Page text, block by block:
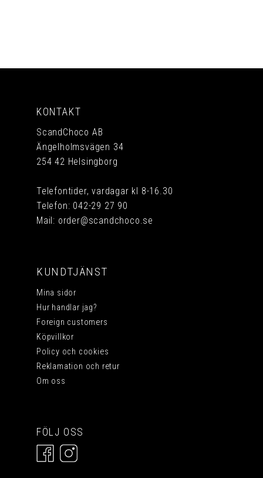
KONTAKT
ScandChoco AB
Ängelholmsvägen 34
254 42 Helsingborg
Telefontider, vardagar kl 8-16.30
Telefon: 042-29 27 90
Mail: order@scandchoco.se
KUNDTJÄNST
Mina sidor
Hur handlar jag?
Foreign customers
Köpvillkor
Policy och cookies
Reklamation och retur
Om oss
FÖLJ OSS